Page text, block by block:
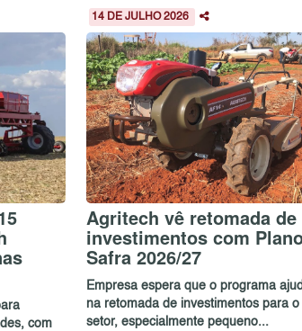
com
14 DE JULHO 2026
Agritech vê retomada de
investimentos com
Safra 2026/27
Empresa espera que o programa
na retomada de investimentos para o
setor, especialmente pequeno...